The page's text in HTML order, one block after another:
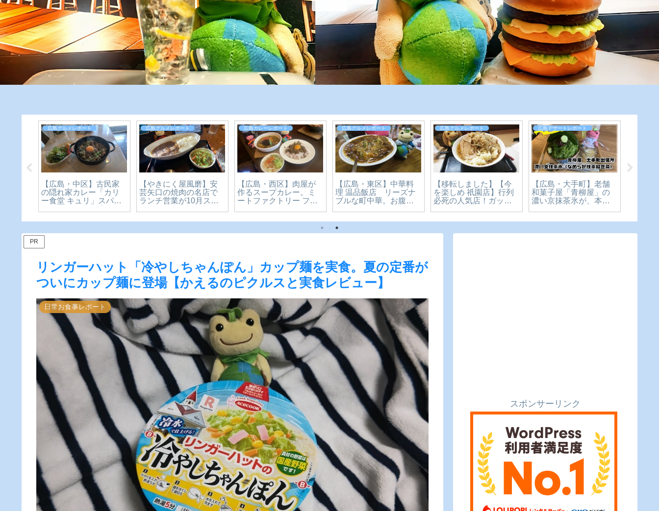
広島グルメレポート
【広島・中区】古民家
の隠れ家カレー「カリ
ー食堂 キュリ」スパイ
広島グルメレポート
【やきにく屋風磨】安
芸矢口の焼肉の名店で
ランチ営業が10月スタ
広島カレーレポート
【広島・西区】肉屋が
作るスープカレー。ミ
ートファクトリー フォ
広島グルメレポート
【広島・東区】中華料
理 温品飯店 リーズナ
ブルな町中華。お腹も
るのピクルスと実食レ
ビュー】
広島グルメレポート
【移転しました】【今
を楽しめ 祇園店】行列
必死の人気店！ガッツ
広島デザートレポート
【広島・大手町】老舗
和菓子屋「青柳屋」の
濃い京抹茶氷が、本気
と実食レビュー】
ュー】
PR
リンガーハット「冷やしちゃんぽん」カップ麺を実食。夏の定番が
ついにカップ麺に登場【かえるのピクルスと実食レビュー】
日常お食事レポート
スポンサーリンク